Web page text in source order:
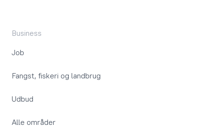
Business
Job
Fangst, fiskeri og landbrug
Udbud
Alle områder